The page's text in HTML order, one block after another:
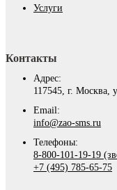
Услуги
Контакты
Адрес:
117545, г. Москва,
Email:
info@zao-sms.ru
Телефоны:
8-800-101-19-19
+7 (495) 785-65-75